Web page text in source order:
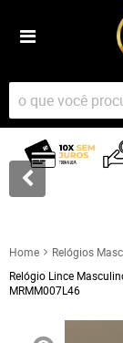
Home
Relógios
Relógio Lince
MRMM007L46